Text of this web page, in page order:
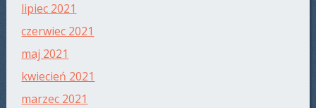
lipiec 2021
czerwiec 2021
maj 2021
kwiecień 2021
marzec 2021